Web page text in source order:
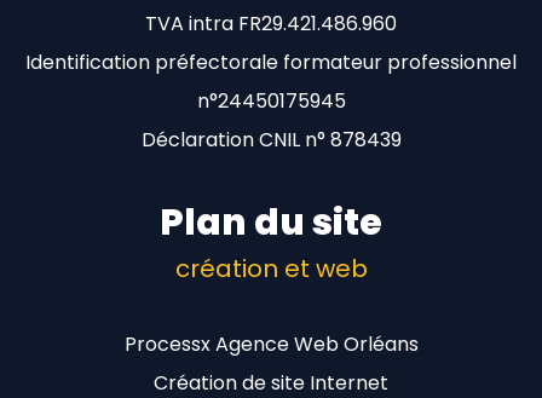
TVA intra FR29.421.486.960
Identification préfectorale formateur professionnel
n°24450175945
Déclaration CNIL n° 878439
Plan du site
création et web
Processx Agence Web Orléans
Création de site Internet